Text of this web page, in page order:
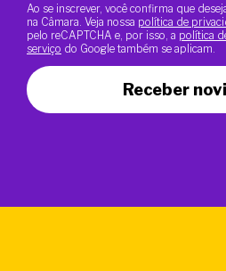
Ao se inscrever, você confirma que
na Câmara. Veja nossa política de
pelo reCAPTCHA e, por isso, a política
serviço do Google também se aplicam.
Receber